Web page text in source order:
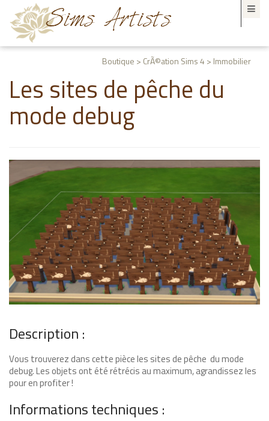
Boutique > CrÃ©ation Sims 4 > Immobilier
Les sites de pêche du
mode debug
Description :
Vous trouverez dans cette pièce les sites de pêche du mode
debug. Les objets ont été rétrécis au maximum, agrandissez les
pour en profiter !
Informations techniques :